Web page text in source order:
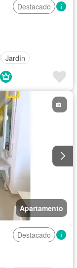
Destacado
Jardín
Apartamento
Destacado